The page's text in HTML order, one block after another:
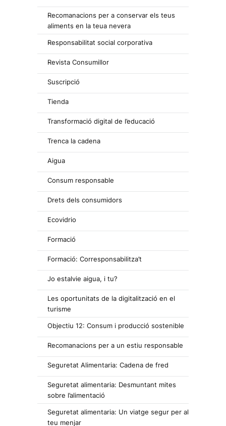
Recomanacions per a conservar els teus
aliments en la teua nevera
Responsabilitat social corporativa
Revista Consumillor
Suscripció
Tienda
Transformació digital de l’educació
Trenca la cadena
Aigua
Consum responsable
Drets dels consumidors
Ecovidrio
Formació
Formació: Corresponsabilitza’t
Jo estalvie aigua, i tu?
Les oportunitats de la digitalització en el
turisme
Objectiu 12: Consum i producció sostenible
Recomanacions per a un estiu responsable
Seguretat Alimentaria: Cadena de fred
Seguretat alimentaria: Desmuntant mites
sobre l’alimentació
Seguretat alimentaria: Un viatge segur per al
teu menjar